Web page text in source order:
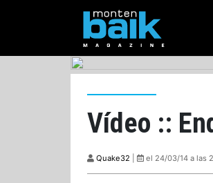
Vídeo ::
Quake32 el 24/03/14 a las